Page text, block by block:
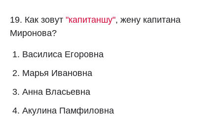
19. Как зовут "капитаншу", жену капитана
Миронова?
Василиса Егоровна
Марья Ивановна
Анна Власьевна
Акулина Памфиловна